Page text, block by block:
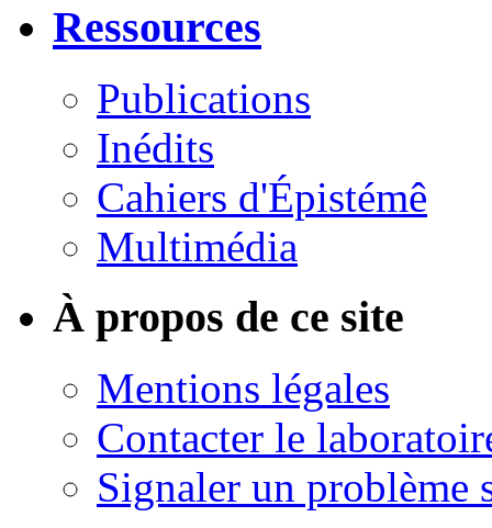
Ressources
Publications
Inédits
Cahiers d'Épistémê
Multimédia
À propos de ce site
Mentions légales
Contacter le
Signaler un problème